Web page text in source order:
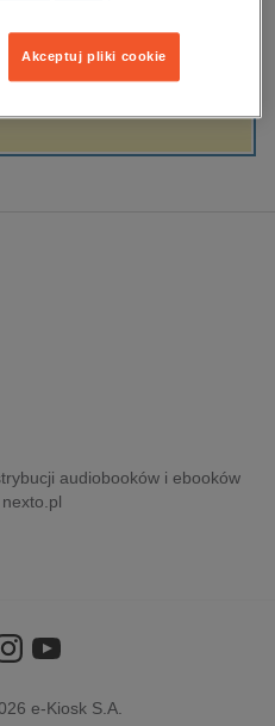
informatyka
Filtrowanie
audiobooków i ebooków
e-Kiosk S.A.
Akceptuj pliki cookie